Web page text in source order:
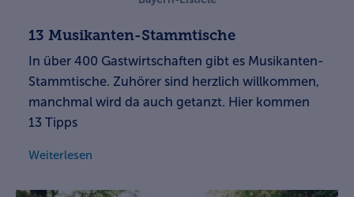
13 Musikanten-Stammtische
In über 400 Gastwirtschaften gibt es Musikanten-
Stammtische. Zuhörer sind herzlich willkommen,
manchmal wird da auch getanzt. Hier kommen
13 Tipps
Weiterlesen